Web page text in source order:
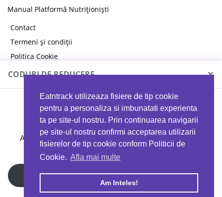
Eatntrack utilizeaza fisiere de tip cookie
pentru a personaliza si imbunatati experienta
ta pe site-ul nostru. Prin continuarea navigarii
pe site-ul nostru confirmi acceptarea utilizarii
fisierelor de tip cookie conform Politicii de
Cookie. Afla mai multe
Am Inteles!
Manual Platformă Nutriționiști
Contact
Termeni și condiții
Politica Cookie
Politica de confidențialitate
Copyright © 2026 EAT & TRACK S.R.L
CODURI DE REDUCERE ×
MYPROTEIN
Ai 40%reducere la orice comandă folosind codul
EATTRACK
Profită acum